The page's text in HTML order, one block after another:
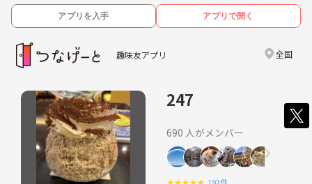
アプリを入手 アプリで開く
趣味友アプリ 全国
247
690 人がメンバー